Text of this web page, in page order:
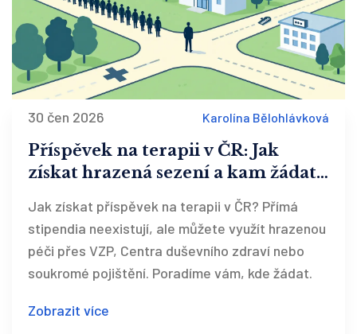
30 čen 2026 Karolína Bělohlávková
Příspěvek na terapii v ČR: Jak
získat hrazená sezení a kam žádat
Jak získat příspěvek na terapii v ČR? Přímá
stipendia neexistují, ale můžete využít hrazenou
péči přes VZP, Centra duševního zdraví nebo
soukromé pojištění. Poradíme vám, kde žádat.
Zobrazit více